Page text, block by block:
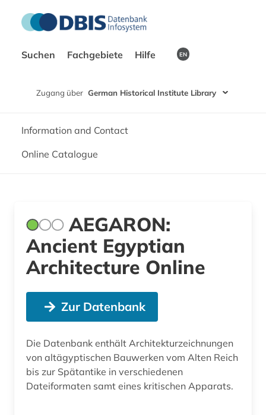
Suchen Fachgebiete Hilfe EN
Zugang über German Historical Institute Library
Information and Contact
Online Catalogue
AEGARON:
Ancient Egyptian
Architecture Online
Zur Datenbank
Die Datenbank enthält Architekturzeichnungen
von altägyptischen Bauwerken vom Alten Reich
bis zur Spätantike in verschiedenen
Dateiformaten samt eines kritischen Apparats.